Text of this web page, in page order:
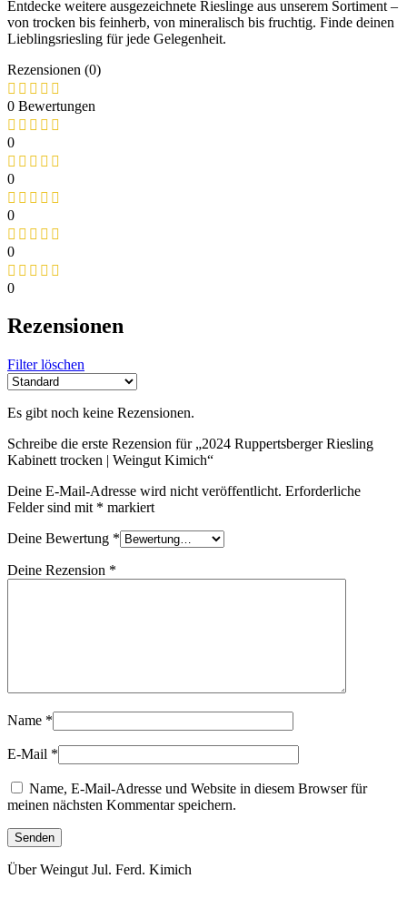
Entdecke weitere ausgezeichnete Rieslinge aus unserem Sortiment –
von trocken bis feinherb, von mineralisch bis fruchtig. Finde deinen
Lieblingsriesling für jede Gelegenheit.
Rezensionen (0)
0 Bewertungen
0
0
0
0
0
Rezensionen
Filter löschen
Es gibt noch keine Rezensionen.
Schreibe die erste Rezension für „2024 Ruppertsberger Riesling
Kabinett trocken | Weingut Kimich“
Deine E-Mail-Adresse wird nicht veröffentlicht. Erforderliche
Felder sind mit * markiert
Deine Bewertung *
Deine Rezension *
Name *
E-Mail *
Name, E-Mail-Adresse und Website in diesem Browser für
meinen nächsten Kommentar speichern.
Über Weingut Jul. Ferd. Kimich